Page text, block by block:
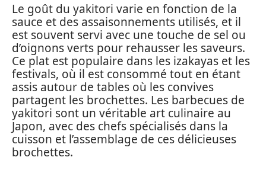
Le goût du yakitori varie en fonction de la
sauce et des assaisonnements utilisés, et il
est souvent servi avec une touche de sel ou
d’oignons verts pour rehausser les saveurs.
Ce plat est populaire dans les izakayas et les
festivals, où il est consommé tout en étant
assis autour de tables où les convives
partagent les brochettes. Les barbecues de
yakitori sont un véritable art culinaire au
Japon, avec des chefs spécialisés dans la
cuisson et l’assemblage de ces délicieuses
brochettes.